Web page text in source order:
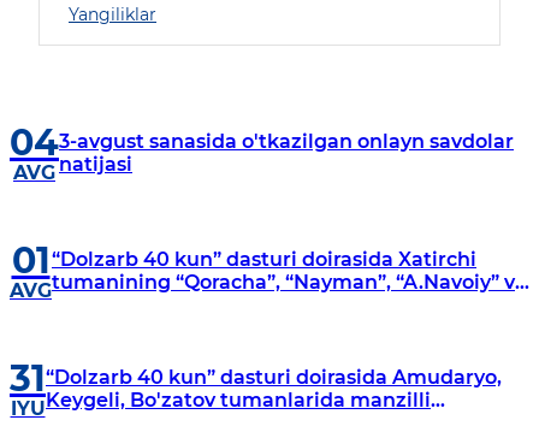
Yangiliklar
04
AVG
3-avgust sanasida o'tkazilgan onlayn savdolar
natijasi
01
AVG
“Dolzarb 40 kun” dasturi doirasida Xatirchi
tumanining “Qoracha”, “Nayman”, “A.Navoiy” va
31
IYU
“Dolzarb 40 kun” dasturi doirasida Amudaryo,
Keygeli, Bo'zatov tumanlarida manzilli